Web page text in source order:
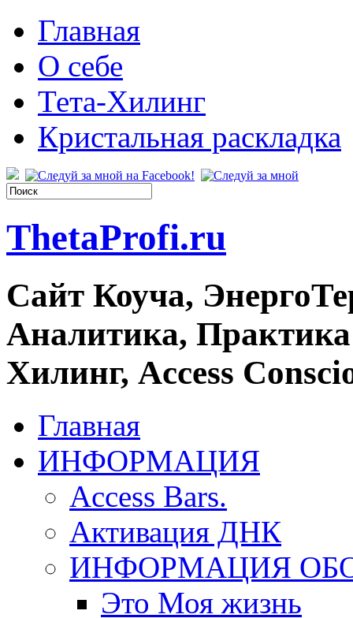
Главная
О себе
Тета-Хилинг
Кристальная раскладка
ThetaProfi.ru
Сайт Коуча,
Аналитика,
Хилинг, Access
Главная
ИНФОРМАЦИЯ
Access Bars.
Активация ДНК
ИНФОРМАЦИЯ
Это Моя жизнь